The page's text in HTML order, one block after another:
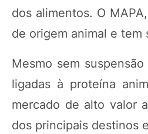
dos alimentos. O
de origem animal e
Mesmo sem
ligadas à proteína
mercado de alto valor
dos principais destinos